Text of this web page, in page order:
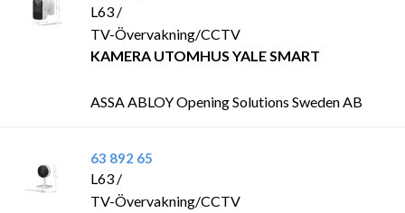
L63 /
TV-Övervakning/CCTV
KAMERA UTOMHUS YALE SMART
ASSA ABLOY Opening Solutions Sweden AB
63 892 65
L63 /
TV-Övervakning/CCTV